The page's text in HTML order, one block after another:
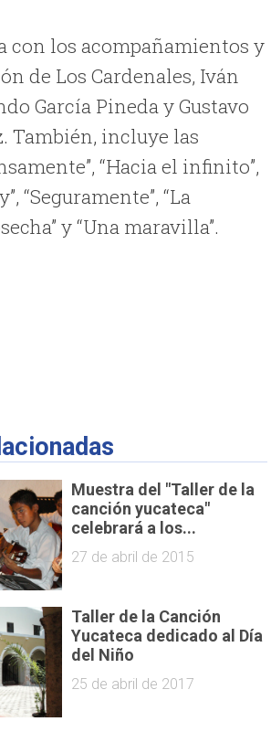
con los acompañamientos y
de Los Cardenales, Iván
García Pineda y Gustavo
También, incluye las
“Hacia el infinito”,
“Seguramente”, “La
y “Una maravilla”.
Muestra del "Taller de la
canción yucateca"
celebrará a los...
27 de abril de 2015
Taller de la Canción
Yucateca dedicado al Día
del Niño
25 de abril de 2017